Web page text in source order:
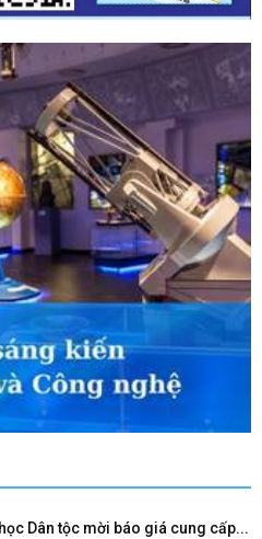
Dân tộc mời báo giá cung cấp...